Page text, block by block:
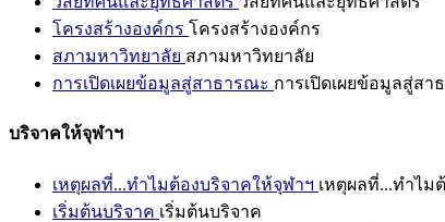
โครงสร้างองค์กร โครงสร้างองค์กร
สภามหาวิทยาลัย สภามหาวิทยาลัย
การเปิดเผยข้อมูลสู่สาธารณะ การเปิดเผยข้อมูลสู่สา
บริจาคให้จุฬาฯ
เหตุผลที่...ทำไมต้องบริจาคให้จุฬาฯ เหตุผลที่...ทำไม
เริ่มต้นบริจาค เริ่มต้นบริจาค